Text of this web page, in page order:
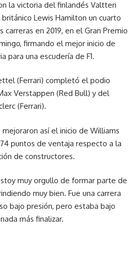
la victoria del finlandés Valtteri
Lewis Hamilton un cuarto
en 2019, en el Gran Premio
firmando el mejor inicio de
para una escudería de F1.
(Ferrari) completó el podio
Verstappen (Red Bull) y del
(Ferrari).
mejoraron así el inicio de Williams
puntos de ventaja respecto a la
de constructores.
muy orgullo de formar parte de
muy bien. Fue una carrera
bajo presión, pero estaba bajo
más finalizar.